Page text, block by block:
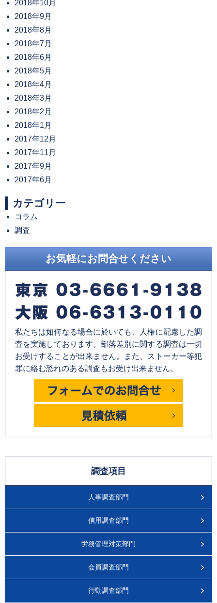
2018年10月
2018年9月
2018年8月
2018年7月
2018年6月
2018年5月
2018年4月
2018年3月
2018年2月
2018年1月
2017年12月
2017年11月
2017年9月
2017年6月
カテゴリー
コラム
調査
お気軽にお問合せください
私たちは如何なる場合に於いても、人権に配慮した調
査を実施しております。部落差別に関する調査は一切
お受けすることが出来ません。また、ストーカー等犯
罪に絡む恐れのある調査もお受け出来ません。
調査項目
人事調査部門
信用調査部門
労務管理対策部門
会員調査部門
行動調査部門